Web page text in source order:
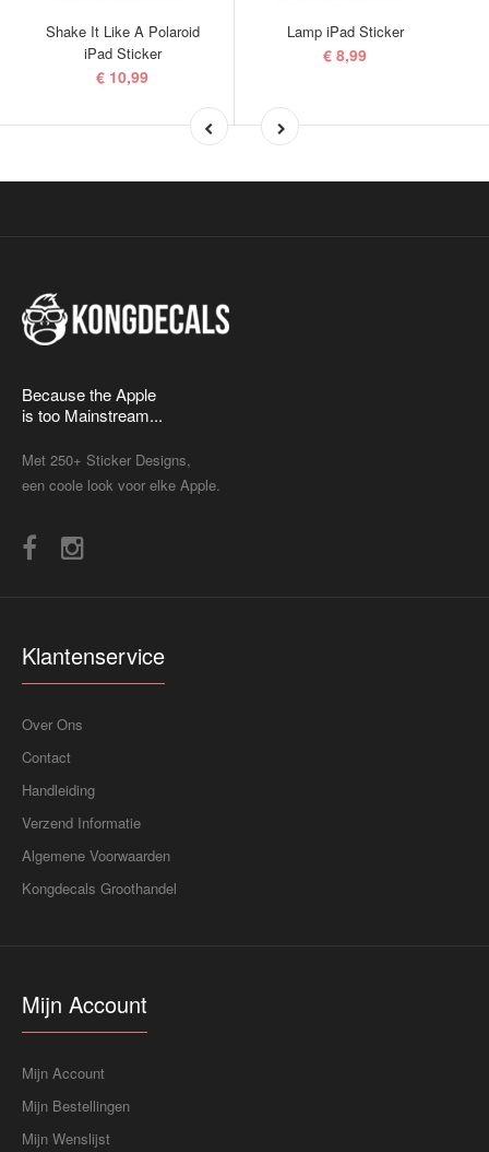
Shake It Like A Polaroid
iPad Sticker
€ 10,99
Lamp iPad Sticker
€ 8,99
Because the Apple
is too Mainstream...
Met 250+ Sticker Designs,
een coole look voor elke Apple.
Klantenservice
Over Ons
Contact
Handleiding
Verzend Informatie
Algemene Voorwaarden
Kongdecals Groothandel
Mijn Account
Mijn Account
Mijn Bestellingen
Mijn Wenslijst